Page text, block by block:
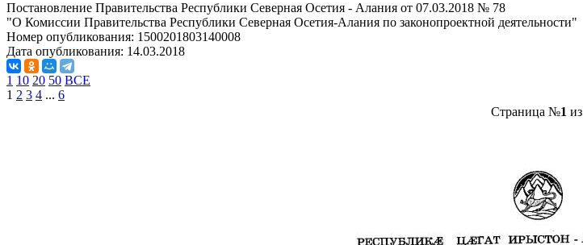
Постановление Правительства Республики Северная Осетия - Алания от 07.03.2018 № 78
"О Комиссии Правительства Республики Северная Осетия-Алания по законопроектной деятельности"
Номер опубликования: 1500201803140008
Дата опубликования: 14.03.2018
1 10 20 50 ВСЕ
1 2 3 4 ... 6
Страница №1 из